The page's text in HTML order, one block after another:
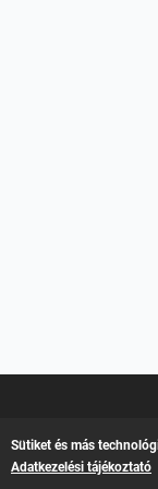
Sütiket és más
Adatkezelési tájékoztató